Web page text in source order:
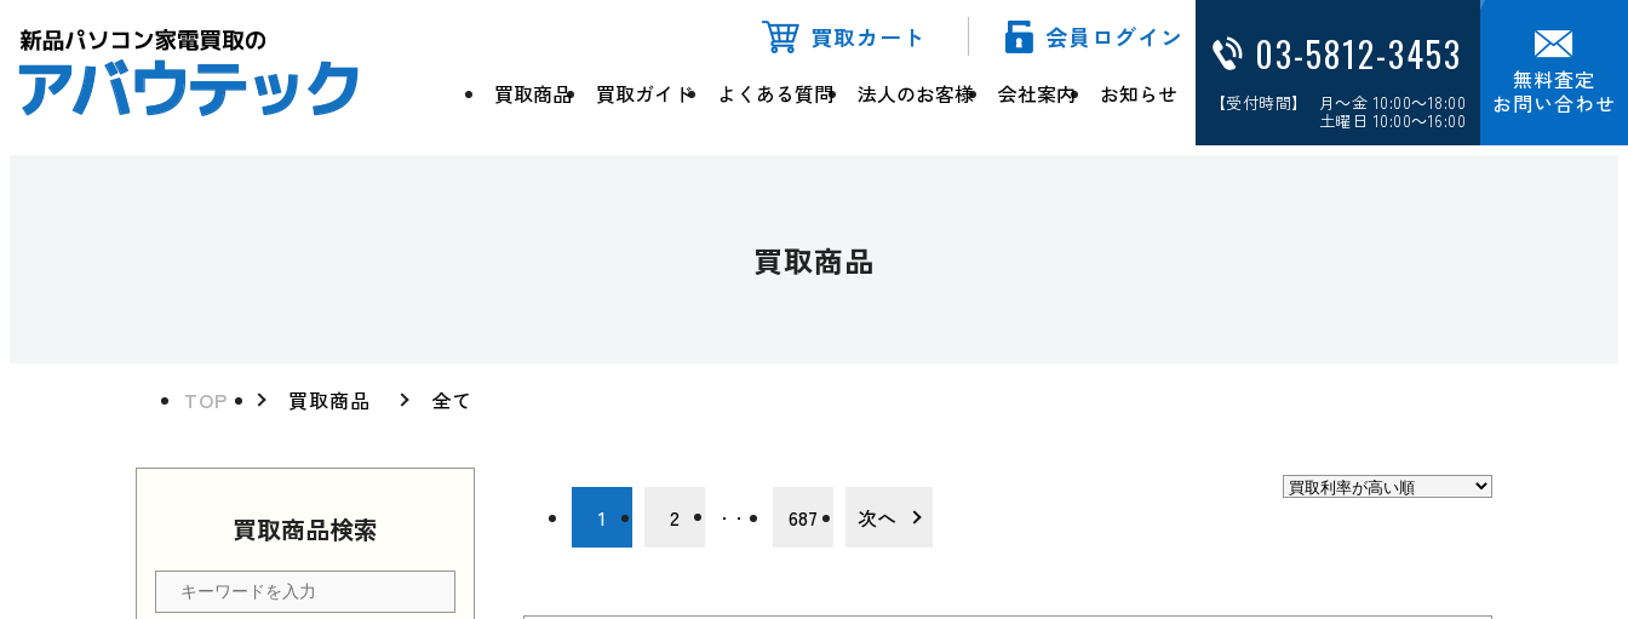
買取カート 会員ログイン
買取商品 買取ガイド よくある質問 法人のお客様 会社案内 お知らせ
03-5812-3453
【受付時間】 月～金 10:00～18:00
土曜日 10:00～16:00
無料査定
お問い合わせ
買取商品
TOP 買取商品 全て
買取商品検索 1 2 ・・・ 687 次へ